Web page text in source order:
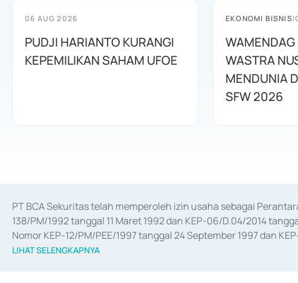
06 AUG 2026
PUDJI HARIANTO KURANGI
KEPEMILIKAN SAHAM UFOE
EKONOMI BISNIS|
WASTRA
MENDUNIA
SFW 2026
PT BCA Sekuritas telah memperoleh izin usaha sebagai
138/PM/1992 tanggal 11 Maret 1992 dan KEP-06/D.04/2014
Nomor KEP-12/PM/PEE/1997 tanggal 24 September 1997 dan
merger, akuisisi, divestasi, dan
LIHAT SELENGKAPNYA